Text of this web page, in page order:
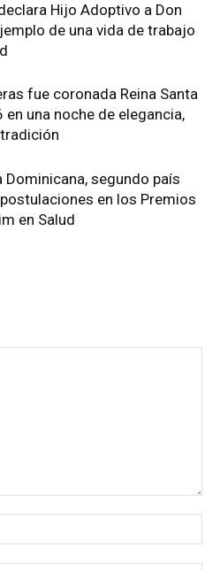
Hijo Adoptivo a Don
de una vida de trabajo
fue coronada Reina Santa
en una noche de elegancia,
Dominicana, segundo país
en los Premios
en Salud